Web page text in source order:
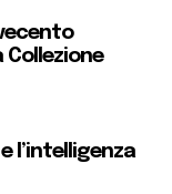
l’intelligenza